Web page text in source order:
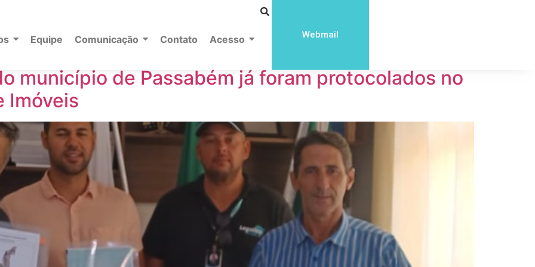
Equipe Comunicação Contato Acesso Webmail
2023
município de Passabém já foram protocolados no
Imóveis